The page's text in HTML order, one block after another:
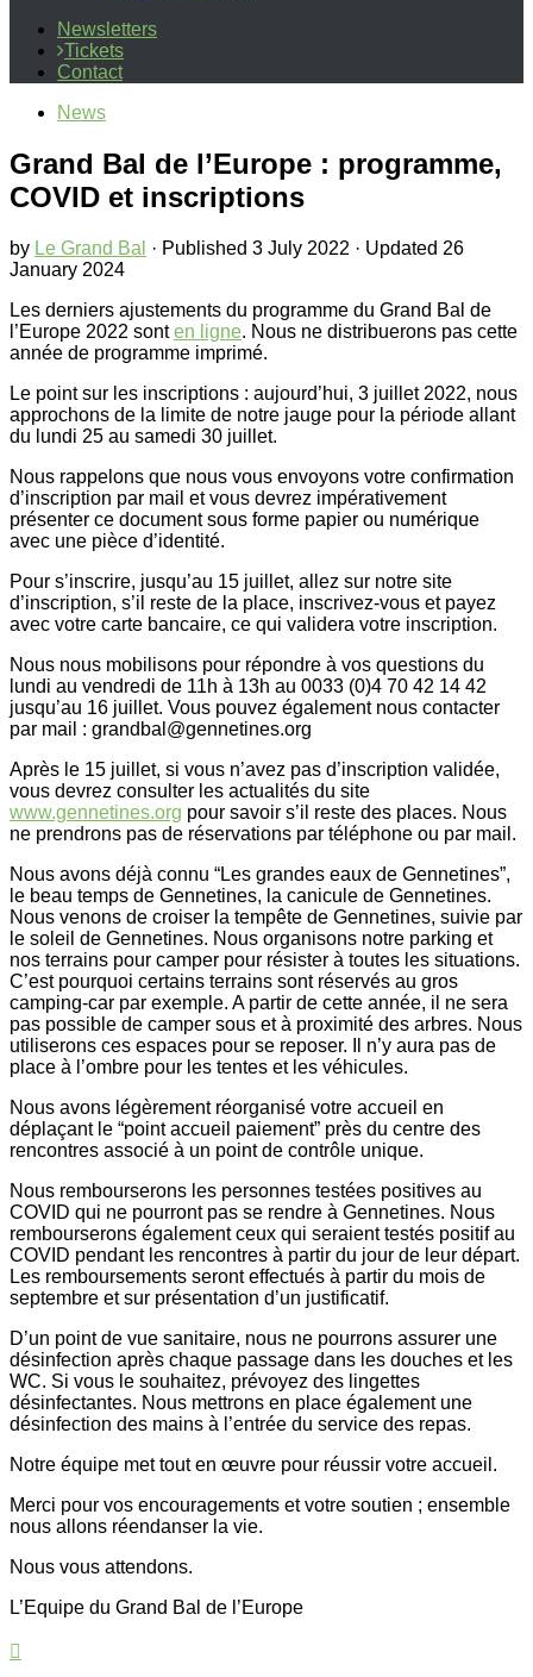
Newsletters
Tickets
Contact
News
Grand Bal de l’Europe : programme,
COVID et inscriptions
by Le Grand Bal · Published 3 July 2022 · Updated 26
January 2024
Les derniers ajustements du programme du Grand Bal de
l’Europe 2022 sonten ligne. Nous ne distribuerons pas cette
année de programme imprimé.
Le point sur les inscriptions : aujourd’hui, 3 juillet 2022, nous
approchons de la limite de notre jauge pour la période allant
du lundi 25 au samedi 30 juillet.
Nous rappelons que nous vous envoyons votre confirmation
d’inscription par mail et vous devrez impérativement
présenter ce document sous forme papier ou numérique
avec une pièce d’identité.
Pour s’inscrire, jusqu’au 15 juillet, allez sur notre site
d’inscription, s’il reste de la place, inscrivez-vous et payez
avec votre carte bancaire, ce qui validera votre inscription.
Nous nous mobilisons pour répondre à vos questions du
lundi au vendredi de 11h à 13h au 0033 (0)4 70 42 14 42
jusqu’au 16 juillet. Vous pouvez également nous contacter
par mail : grandbal@gennetines.org
Après le 15 juillet, si vous n’avez pas d’inscription validée,
vous devrez consulter les actualités du site
www.gennetines.org pour savoir s’il reste des places. Nous
ne prendrons pas de réservations par téléphone ou par mail.
Nous avons déjà connu “Les grandes eaux de Gennetines”,
le beau temps de Gennetines, la canicule de Gennetines.
Nous venons de croiser la tempête de Gennetines, suivie par
le soleil de Gennetines. Nous organisons notre parking et
nos terrains pour camper pour résister à toutes les situations.
C’est pourquoi certains terrains sont réservés au gros
camping-car par exemple. A partir de cette année, il ne sera
pas possible de camper sous et à proximité des arbres. Nous
utiliserons ces espaces pour se reposer. Il n’y aura pas de
place à l’ombre pour les tentes et les véhicules.
Nous avons légèrement réorganisé votre accueil en
déplaçant le “point accueil paiement” près du centre des
rencontres associé à un point de contrôle unique.
Nous rembourserons les personnes testées positives au
COVID qui ne pourront pas se rendre à Gennetines. Nous
rembourserons également ceux qui seraient testés positif au
COVID pendant les rencontres à partir du jour de leur départ.
Les remboursements seront effectués à partir du mois de
septembre et sur présentation d’un justificatif.
D’un point de vue sanitaire, nous ne pourrons assurer une
désinfection après chaque passage dans les douches et les
WC. Si vous le souhaitez, prévoyez des lingettes
désinfectantes. Nous mettrons en place également une
désinfection des mains à l’entrée du service des repas.
Notre équipe met tout en œuvre pour réussir votre accueil.
Merci pour vos encouragements et votre soutien ; ensemble
nous allons réendanser la vie.
Nous vous attendons.
L’Equipe du Grand Bal de l’Europe